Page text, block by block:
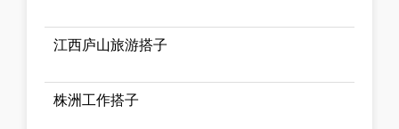
江西庐山旅游搭子
株洲工作搭子